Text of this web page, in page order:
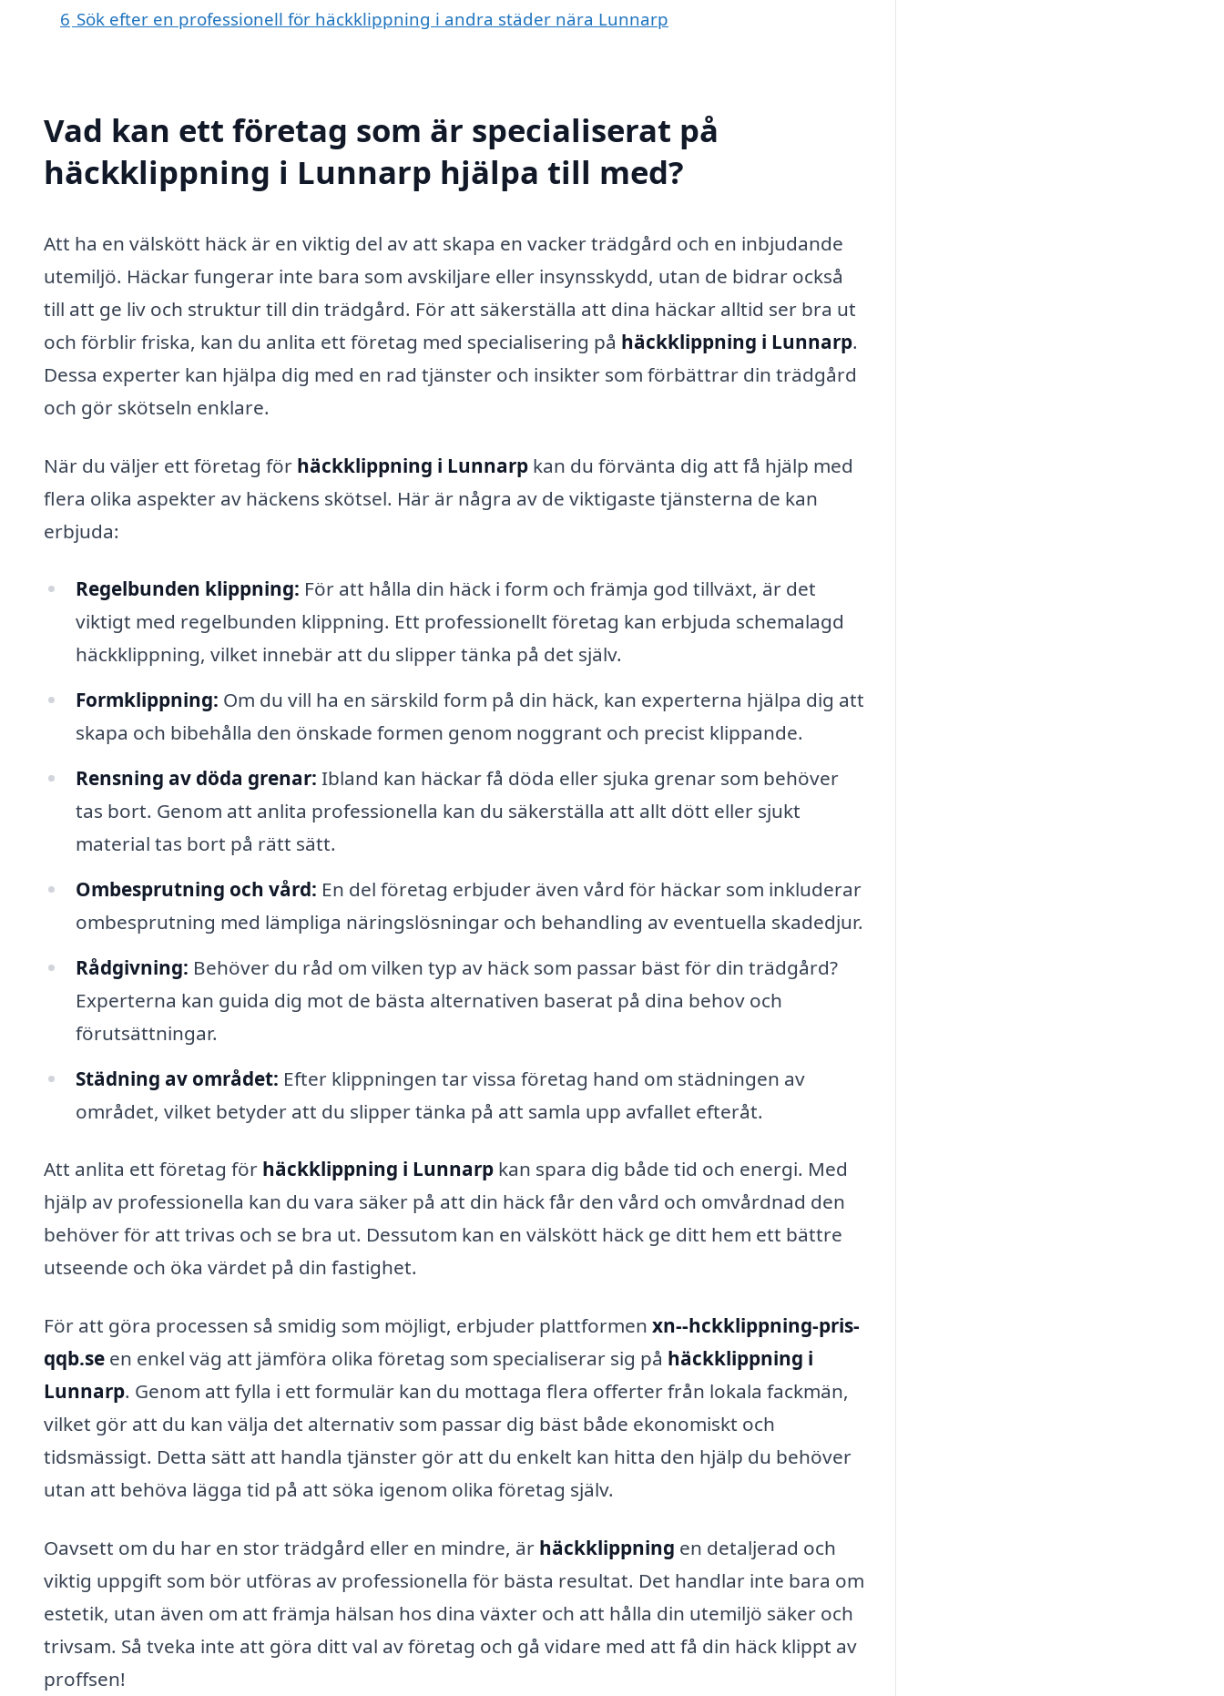
6 Sök efter en professionell för häckklippning i andra städer nära Lunnarp
Vad kan ett företag som är specialiserat på
häckklippning i Lunnarp hjälpa till med?
Att ha en välskött häck är en viktig del av att skapa en vacker trädgård och en inbjudande
utemiljö. Häckar fungerar inte bara som avskiljare eller insynsskydd, utan de bidrar också
till att ge liv och struktur till din trädgård. För att säkerställa att dina häckar alltid ser bra ut
och förblir friska, kan du anlita ett företag med specialisering på häckklippning i Lunnarp.
Dessa experter kan hjälpa dig med en rad tjänster och insikter som förbättrar din trädgård
och gör skötseln enklare.
När du väljer ett företag för häckklippning i Lunnarp kan du förvänta dig att få hjälp med
flera olika aspekter av häckens skötsel. Här är några av de viktigaste tjänsterna de kan
erbjuda:
Regelbunden klippning: För att hålla din häck i form och främja god tillväxt, är det
viktigt med regelbunden klippning. Ett professionellt företag kan erbjuda schemalagd
häckklippning, vilket innebär att du slipper tänka på det själv.
Formklippning: Om du vill ha en särskild form på din häck, kan experterna hjälpa dig att
skapa och bibehålla den önskade formen genom noggrant och precist klippande.
Rensning av döda grenar: Ibland kan häckar få döda eller sjuka grenar som behöver
tas bort. Genom att anlita professionella kan du säkerställa att allt dött eller sjukt
material tas bort på rätt sätt.
Ombesprutning och vård: En del företag erbjuder även vård för häckar som inkluderar
ombesprutning med lämpliga näringslösningar och behandling av eventuella skadedjur.
Rådgivning: Behöver du råd om vilken typ av häck som passar bäst för din trädgård?
Experterna kan guida dig mot de bästa alternativen baserat på dina behov och
förutsättningar.
Städning av området: Efter klippningen tar vissa företag hand om städningen av
området, vilket betyder att du slipper tänka på att samla upp avfallet efteråt.
Att anlita ett företag för häckklippning i Lunnarp kan spara dig både tid och energi. Med
hjälp av professionella kan du vara säker på att din häck får den vård och omvårdnad den
behöver för att trivas och se bra ut. Dessutom kan en välskött häck ge ditt hem ett bättre
utseende och öka värdet på din fastighet.
För att göra processen så smidig som möjligt, erbjuder plattformen xn--hckklippning-pris-
qqb.se en enkel väg att jämföra olika företag som specialiserar sig på häckklippning i
Lunnarp. Genom att fylla i ett formulär kan du mottaga flera offerter från lokala fackmän,
vilket gör att du kan välja det alternativ som passar dig bäst både ekonomiskt och
tidsmässigt. Detta sätt att handla tjänster gör att du enkelt kan hitta den hjälp du behöver
utan att behöva lägga tid på att söka igenom olika företag själv.
Oavsett om du har en stor trädgård eller en mindre, är häckklippning en detaljerad och
viktig uppgift som bör utföras av professionella för bästa resultat. Det handlar inte bara om
estetik, utan även om att främja hälsan hos dina växter och att hålla din utemiljö säker och
trivsam. Så tveka inte att göra ditt val av företag och gå vidare med att få din häck klippt av
proffsen!